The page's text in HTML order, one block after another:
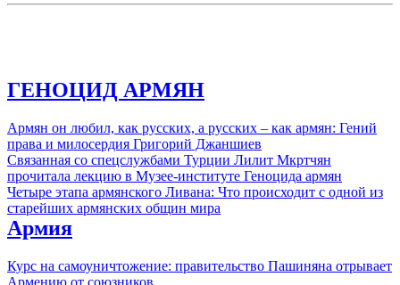
ГЕНОЦИД АРМЯН
Армян он любил, как русских, а русских – как армян: Гений
права и милосердия Григорий Джаншиев
Связанная со спецслужбами Турции Лилит Мкртчян
прочитала лекцию в Музее-институте Геноцида армян
Четыре этапа армянского Ливана: Что происходит с одной из
старейших армянских общин мира
Армия
Курс на самоуничтожение: правительство Пашиняна отрывает
Армению от союзников